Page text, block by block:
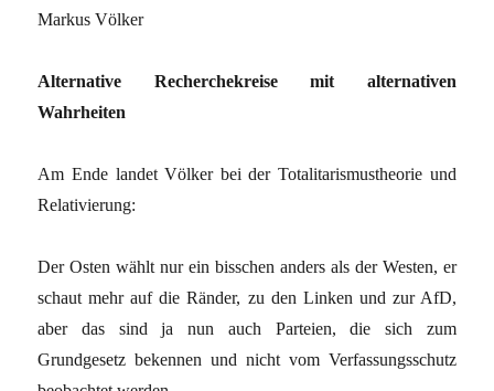
Markus Völker
Alternative Recherchekreise mit alternativen
Wahrheiten
Am Ende landet Völker bei der Totalitarismustheorie und
Relativierung:
Der Osten wählt nur ein bisschen anders als der Westen, er
schaut mehr auf die Ränder, zu den Linken und zur AfD,
aber das sind ja nun auch Parteien, die sich zum
Grundgesetz bekennen und nicht vom Verfassungsschutz